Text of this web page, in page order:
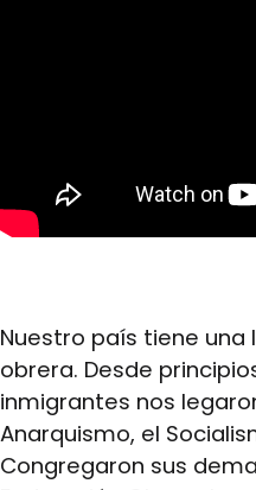
Nuestro país tiene
obrera. Desde
inmigrantes nos
Anarquismo, el
Congregaron sus